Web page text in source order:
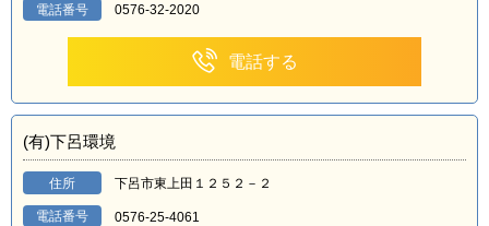
電話番号 0576-32-2020
電話する
(有)下呂環境
住所 下呂市東上田１２５２－２
電話番号 0576-25-4061